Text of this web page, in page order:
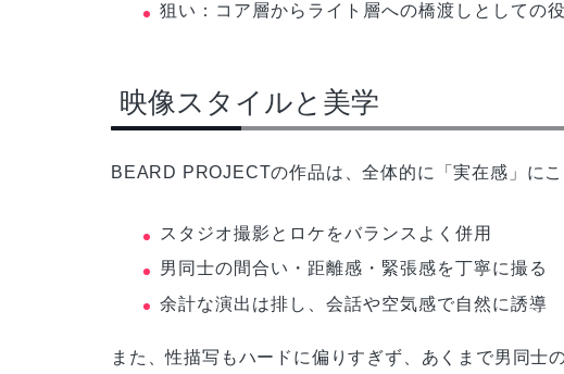
狙い：コア層からライト層への橋渡しとしての
映像スタイルと美学
BEARD PROJECTの作品は、全体的に「実在感」にこ
スタジオ撮影とロケをバランスよく併用
男同士の間合い・距離感・緊張感を丁寧に撮る
余計な演出は排し、会話や空気感で自然に誘導
また、性描写もハードに偏りすぎず、あくまで男同士